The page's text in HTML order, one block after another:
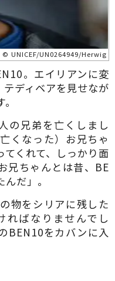
© UNICEF/UN0264949/Herwig
。エイリアンに変
ディベアを見せなが
の兄弟を亡くしまし
くなった）お兄ちゃ
くれて、しっかり面
兄ちゃんとは昔、BE
だ」。
物をシリアに残した
ればなりませんでし
BEN10をカバンに入